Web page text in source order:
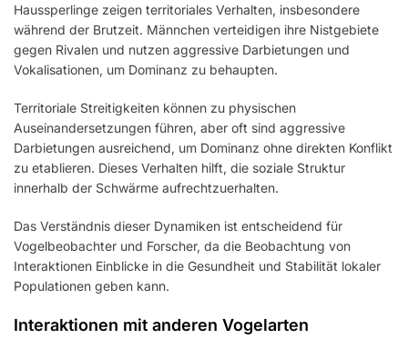
Haussperlinge zeigen territoriales Verhalten, insbesondere
während der Brutzeit. Männchen verteidigen ihre Nistgebiete
gegen Rivalen und nutzen aggressive Darbietungen und
Vokalisationen, um Dominanz zu behaupten.
Territoriale Streitigkeiten können zu physischen
Auseinandersetzungen führen, aber oft sind aggressive
Darbietungen ausreichend, um Dominanz ohne direkten Konflikt
zu etablieren. Dieses Verhalten hilft, die soziale Struktur
innerhalb der Schwärme aufrechtzuerhalten.
Das Verständnis dieser Dynamiken ist entscheidend für
Vogelbeobachter und Forscher, da die Beobachtung von
Interaktionen Einblicke in die Gesundheit und Stabilität lokaler
Populationen geben kann.
Interaktionen mit anderen Vogelarten